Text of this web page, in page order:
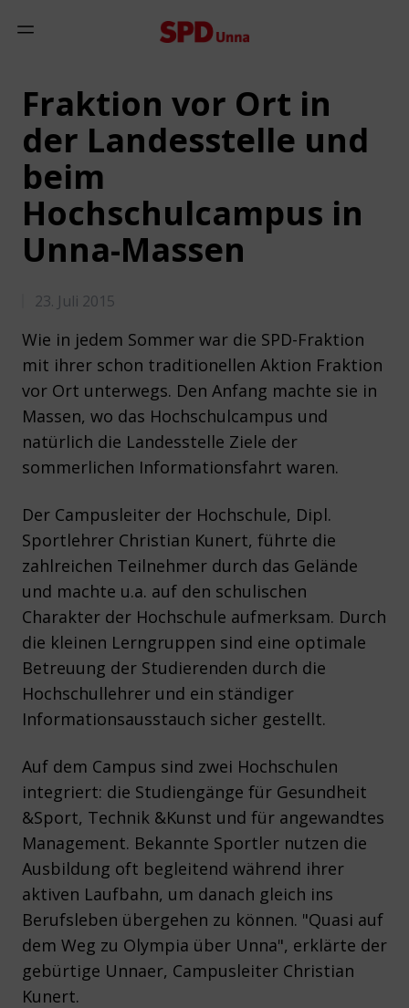
Mobiles Menü anzeigen
Fraktion vor Ort in
der Landesstelle und
beim
Hochschulcampus in
Unna-Massen
23. Juli 2015
Wie in jedem Sommer war die SPD-Fraktion
mit ihrer schon traditionellen Aktion Fraktion
vor Ort unterwegs. Den Anfang machte sie in
Massen, wo das Hochschulcampus und
natürlich die Landesstelle Ziele der
sommerlichen Informationsfahrt waren.
Der Campusleiter der Hochschule, Dipl.
Sportlehrer Christian Kunert, führte die
zahlreichen Teilnehmer durch das Gelände
und machte u.a. auf den schulischen
Charakter der Hochschule aufmerksam. Durch
die kleinen Lerngruppen sind eine optimale
Betreuung der Studierenden durch die
Hochschullehrer und ein ständiger
Informationsausstauch sicher gestellt.
Auf dem Campus sind zwei Hochschulen
integriert: die Studiengänge für Gesundheit
&Sport, Technik &Kunst und für angewandtes
Management. Bekannte Sportler nutzen die
Ausbildung oft begleitend während ihrer
aktiven Laufbahn, um danach gleich ins
Berufsleben übergehen zu können. "Quasi auf
dem Weg zu Olympia über Unna", erklärte der
gebürtige Unnaer, Campusleiter Christian
Kunert.